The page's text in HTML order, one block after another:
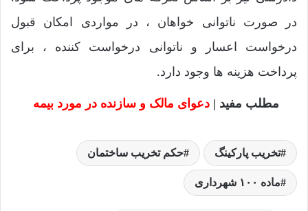
در صورت ناتوانی خواهان ، در مواردی امکان قبول
درخواست اعسار و ناتوانی درخواست کننده ، برای
پرداخت هزینه ها وجود دارد.
مطلب مفید |دعوای مالک و سازنده در مورد بیمه
تخریب پارکینگ حکم تخریب ساختمان
ماده ۱۰۰ شهرداری